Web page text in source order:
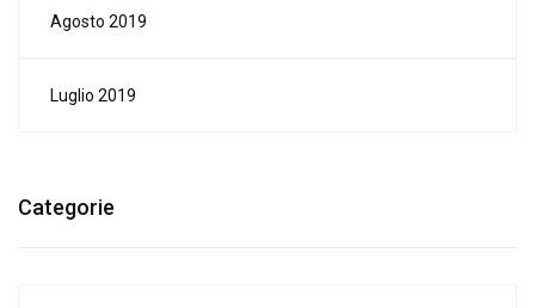
Agosto 2019
Luglio 2019
Categorie